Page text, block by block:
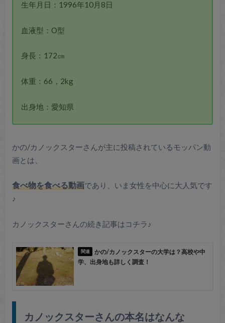
生年月日：1996年10月8日
血液型：О型
身長：172㎝
体重：66，2kg
出身地：愛知県
かの/カノックスターさんが主に投稿されているモッパン動
画とは、
食べ物を食べる動画であり、いま女性を中心に大人気です
♪
カノックスターさんの続き記事はコチラ♪
かの/カノックスターの大学は？高校や中
学、出身地も詳しく調査！
カノックスターさんの本名はなんな